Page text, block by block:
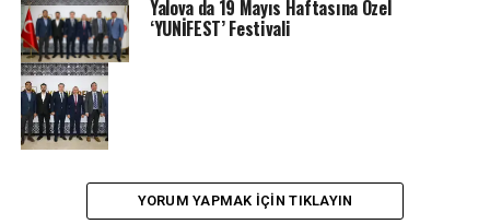
Yalova da 19 Mayıs Haftasına Özel
‘YUNİFEST’ Festivali
YORUM YAPMAK IÇIN TIKLAYIN